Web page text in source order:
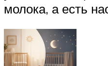
молока, а есть